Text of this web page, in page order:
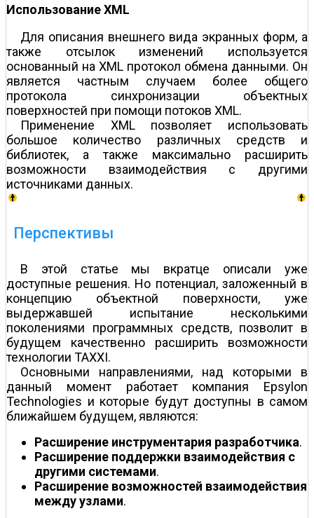
Использование XML
Для описания внешнего вида экранных форм, а
также отсылок изменений используется
основанный на XML протокол обмена данными. Он
является частным случаем более общего
протокола синхронизации объектных
поверхностей при помощи потоков XML.
Применение XML позволяет использовать
большое количество различных средств и
библиотек, а также максимально расширить
возможности взаимодействия с другими
источниками данных.
Перспективы
В этой статье мы вкратце описали уже
доступные решения. Но потенциал, заложенный в
концепцию объектной поверхности, уже
выдержавшей испытание несколькими
поколениями программных средств, позволит в
будущем качественно расширить возможности
технологии TAXXI.
Основными направлениями, над которыми в
данный момент работает компания Epsylon
Technologies и которые будут доступны в самом
ближайшем будущем, являются:
Расширение инструментария разработчика.
Расширение поддержки взаимодействия с
другими системами.
Расширение возможностей взаимодействия
между узлами.